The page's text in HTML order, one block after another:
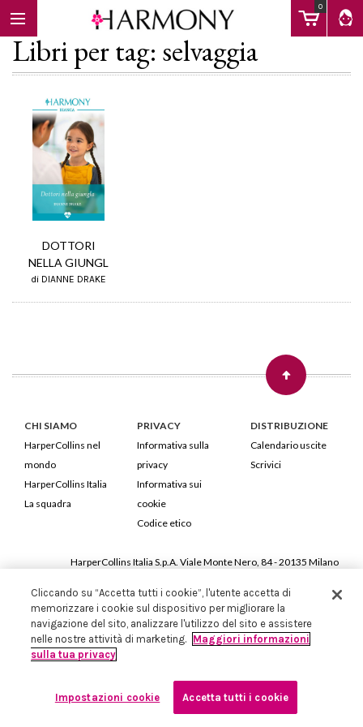
0
EBOOK
Calendario
Libri per tag: selvaggia
DOTTORI
NELLA GIUNGL
di DIANNE DRAKE
CHI SIAMO
HarperCollins nel
mondo
HarperCollins Italia
La squadra
PRIVACY
Informativa sulla
privacy
Informativa sui
cookie
Codice etico
DISTRIBUZIONE
Calendario uscite
Scrivici
HarperCollins Italia S.p.A. Viale Monte Nero, 84 - 20135 Milano
Iscritta in Milano al Registro delle imprese nr.198004 e REA nr.1051898
Cliccando su “Accetta tutti i cookie”, l'utente accetta di
memorizzare i cookie sul dispositivo per migliorare la
navigazione del sito, analizzare l'utilizzo del sito e assistere
nelle nostre attività di marketing. Maggiori informazioni
sulla tua privacy
Impostazioni cookie Accetta tutti i cookie